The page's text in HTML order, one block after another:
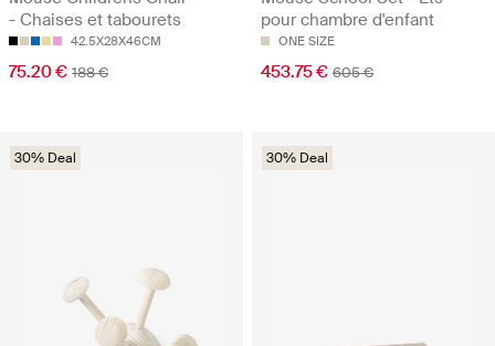
- Chaises et tabourets
42.5X28X46CM
75.20 € 188 €
pour chambre d'enfant
ONE SIZE
453.75 € 605 €
30% Deal 30% Deal